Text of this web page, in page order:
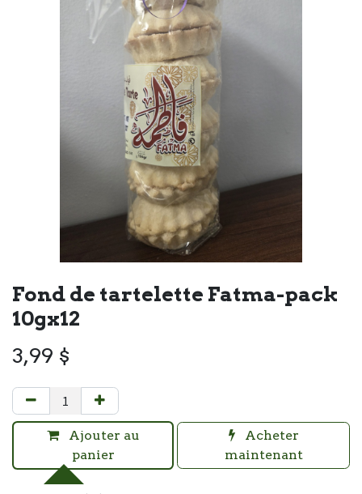
Fond de tartelette Fatma-pack
10gx12
3,99 $
Ajouter au
panier
Acheter
maintenant